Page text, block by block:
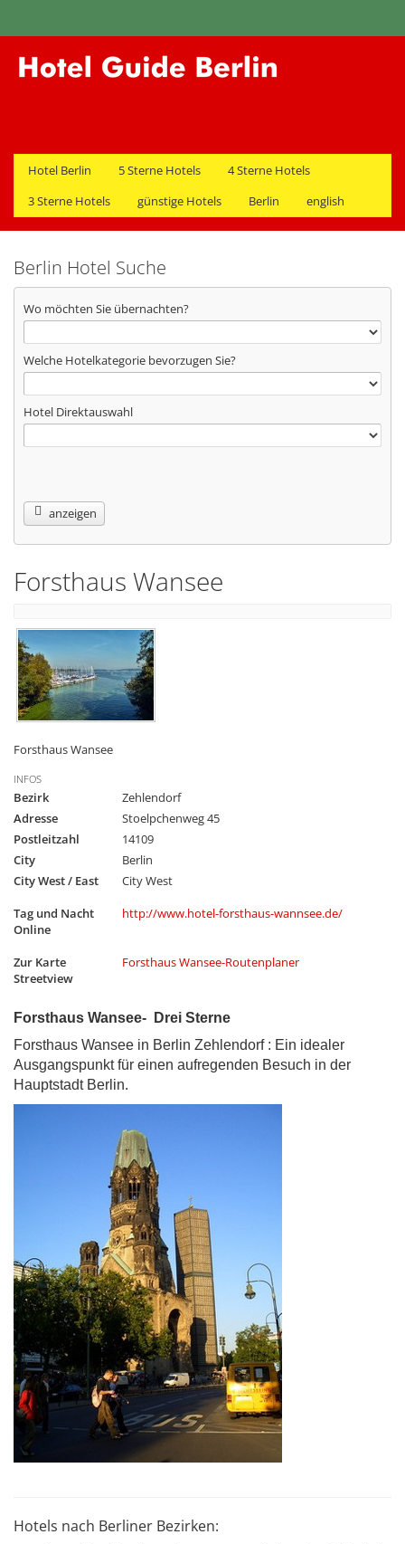
Hotel Berlin 5 Sterne Hotels
4 Sterne Hotels
3 Sterne Hotels
günstige Hotels Berlin english
Berlin Hotel Suche
Wo möchten Sie übernachten?
Welche Hotelkategorie bevorzugen Sie?
Hotel Direktauswahl
anzeigen
Forsthaus Wansee
Forsthaus Wansee
INFOS
Bezirk
Zehlendorf
Adresse
Stoelpchenweg 45
Postleitzahl
14109
City
Berlin
City West / East
City West
Tag und Nacht
Online
http://www.hotel-forsthaus-wannsee.de/
Zur Karte
Streetview
Forsthaus Wansee-Routenplaner
Forsthaus Wansee- Drei Sterne
Forsthaus Wansee in Berlin Zehlendorf : Ein idealer
Ausgangspunkt für einen aufregenden Besuch in der
Hauptstadt Berlin.
Hotels nach Berliner Bezirken: